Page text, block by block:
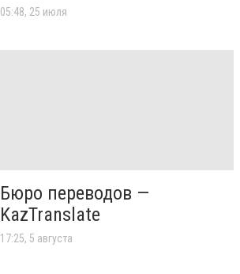
05:48, 25 июля
Бюро переводов —
KazTranslate
17:25, 5 августа